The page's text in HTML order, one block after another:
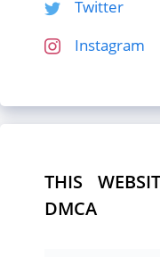
Twitter
Instagram
THIS
DMCA